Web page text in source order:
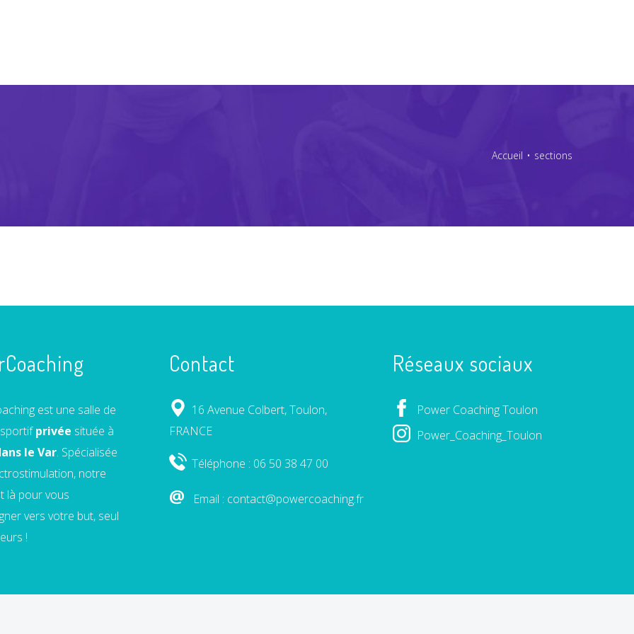
Accueil • sections
est une salle de
privée située à
le Var. Spécialisée
notre
là pour vous
vers votre but, seul
!
Contact
16 Avenue Colbert, Toulon,
FRANCE
Téléphone : 06 50 38 47 00
@ Email : contact@powercoaching.fr
Réseaux sociaux
Power Coaching Toulon
Power_Coaching_Toulon